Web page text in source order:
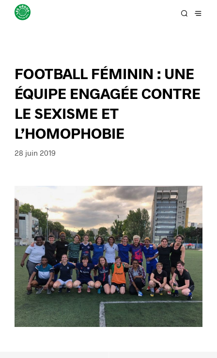
FOOTBALL FÉMININ : UNE
ÉQUIPE ENGAGÉE CONTRE
LE SEXISME ET
L’HOMOPHOBIE
28 juin 2019